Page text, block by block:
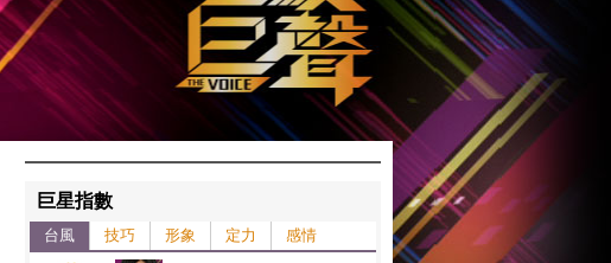
巨星指數
台風 技巧 形象 定力 感情